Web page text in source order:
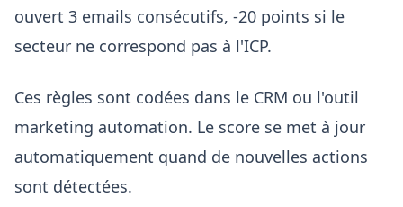
ouvert 3 emails consécutifs, -20 points si le
secteur ne correspond pas à l'ICP.
Ces règles sont codées dans le CRM ou l'outil
marketing automation. Le score se met à jour
automatiquement quand de nouvelles actions
sont détectées.